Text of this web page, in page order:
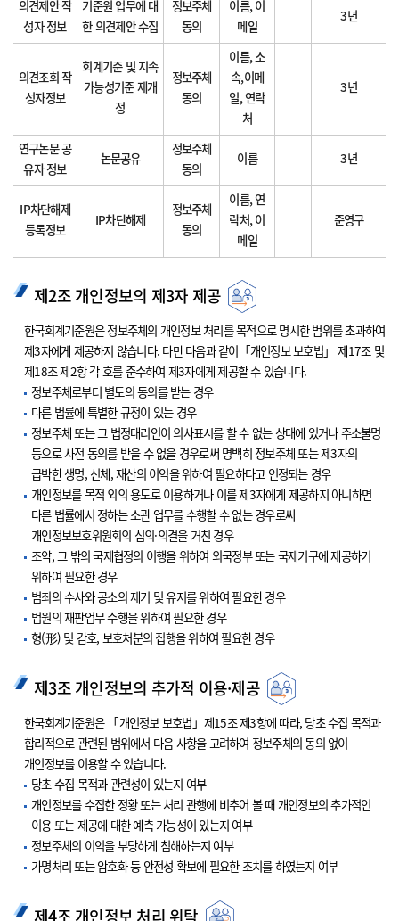
의견제안 작
성자 정보
기준원 업무에 대
한 의견제안 수집
정보주체
동의
이름, 이
메일
3년
의견조회 작
성자정보
회계기준 및 지속
가능성기준 제개
정
정보주체
동의
이름, 소
속,이메
일, 연락
처
3년
연구논문 공
유자 정보
논문공유
정보주체
동의
이름 3년
IP차단해제
등록정보
IP차단해제
정보주체
동의
이름, 연
락처, 이
메일
준영구
제2조 개인정보의 제3자 제공
한국회계기준원은 정보주체의 개인정보 처리를 목적으로 명시한 범위를 초과하여
제3자에게 제공하지 않습니다. 다만 다음과 같이「개인정보 보호법」 제17조 및
제18조 제2항 각 호를 준수하여 제3자에게 제공할 수 있습니다.
정보주체로부터 별도의 동의를 받는 경우
다른 법률에 특별한 규정이 있는 경우
정보주체 또는 그 법정대리인이 의사표시를 할 수 없는 상태에 있거나 주소불명
등으로 사전 동의를 받을 수 없을 경우로써 명백히 정보주체 또는 제3자의
급박한 생명, 신체, 재산의 이익을 위하여 필요하다고 인정되는 경우
개인정보를 목적 외의 용도로 이용하거나 이를 제3자에게 제공하지 아니하면
다른 법률에서 정하는 소관 업무를 수행할 수 없는 경우로써
개인정보보호위원회의 심의·의결을 거친 경우
조약, 그 밖의 국제협정의 이행을 위하여 외국정부 또는 국제기구에 제공하기
위하여 필요한 경우
범죄의 수사와 공소의 제기 및 유지를 위하여 필요한 경우
법원의 재판업무 수행을 위하여 필요한 경우
형(形) 및 감호, 보호처분의 집행을 위하여 필요한 경우
제3조 개인정보의 추가적 이용·제공
한국회계기준원은 「개인정보 보호법」제15조 제3항에 따라, 당초 수집 목적과
합리적으로 관련된 범위에서 다음 사항을 고려하여 정보주체의 동의 없이
개인정보를 이용할 수 있습니다.
당초 수집 목적과 관련성이 있는지 여부
개인정보를 수집한 정황 또는 처리 관행에 비추어 볼 때 개인정보의 추가적인
이용 또는 제공에 대한 예측 가능성이 있는지 여부
정보주체의 이익을 부당하게 침해하는지 여부
가명처리 또는 암호화 등 안전성 확보에 필요한 조치를 하였는지 여부